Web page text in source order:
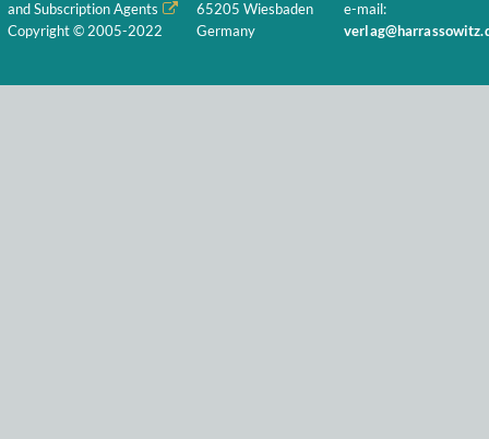
and Subscription Agents
Copyright © 2005-2022
65205 Wiesbaden
Germany
e-mail: